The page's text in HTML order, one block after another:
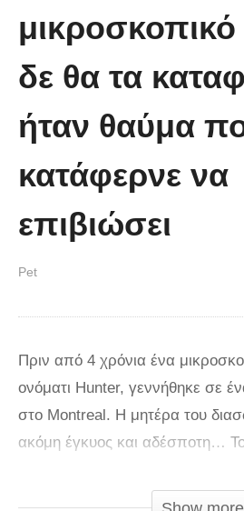
στον κόσμο!! (Video)
μικροσκοπικό
δε θα τα
ήταν θαύμα
κατάφερνε να
επιβιώσει
Pet
Πριν από 4 χρόνια ένα
ονόματι Hunter, γεννήθηκε σε
στο Montreal. Η μητέρα του
ακόμη έγκυος και αδέσποτη…
δυσμορφίας ήταν σχεδόν